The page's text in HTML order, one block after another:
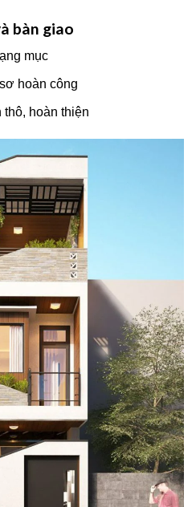
bàn giao
mục
hoàn công
thô, hoàn thiện